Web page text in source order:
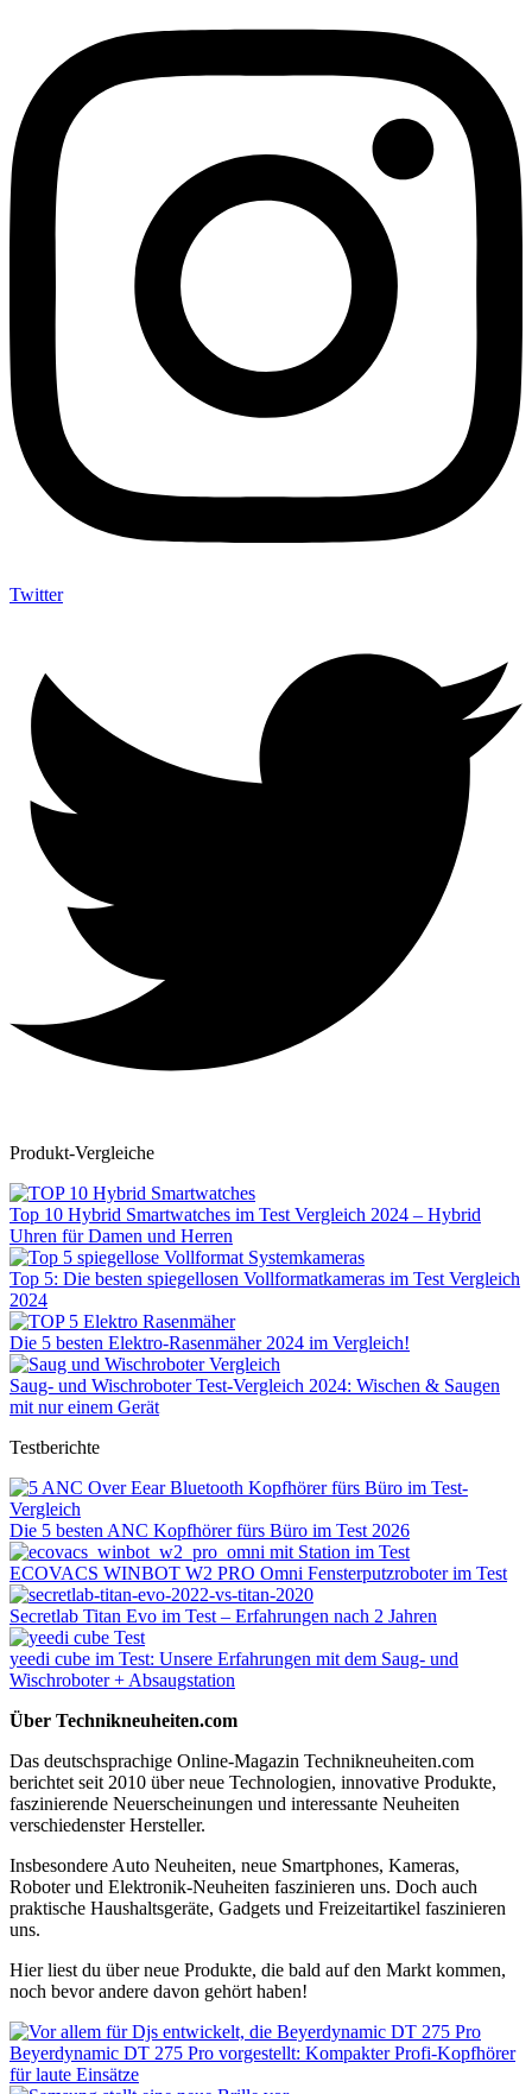
Twitter
Produkt-Vergleiche
Top 10 Hybrid Smartwatches im Test Vergleich 2024 – Hybrid
Uhren für Damen und Herren
Top 5: Die besten spiegellosen Vollformatkameras im Test Vergleich
2024
Die 5 besten Elektro-Rasenmäher 2024 im Vergleich!
Saug- und Wischroboter Test-Vergleich 2024: Wischen & Saugen
mit nur einem Gerät
Testberichte
Die 5 besten ANC Kopfhörer fürs Büro im Test 2026
ECOVACS WINBOT W2 PRO Omni Fensterputzroboter im Test
Secretlab Titan Evo im Test – Erfahrungen nach 2 Jahren
yeedi cube im Test: Unsere Erfahrungen mit dem Saug- und
Wischroboter + Absaugstation
Über Technikneuheiten.com
Das deutschsprachige Online-Magazin Technikneuheiten.com
berichtet seit 2010 über neue Technologien, innovative Produkte,
faszinierende Neuerscheinungen und interessante Neuheiten
verschiedenster Hersteller.
Insbesondere Auto Neuheiten, neue Smartphones, Kameras,
Roboter und Elektronik-Neuheiten faszinieren uns. Doch auch
praktische Haushaltsgeräte, Gadgets und Freizeitartikel faszinieren
uns.
Hier liest du über neue Produkte, die bald auf den Markt kommen,
noch bevor andere davon gehört haben!
Beyerdynamic DT 275 Pro vorgestellt: Kompakter Profi-Kopfhörer
für laute Einsätze